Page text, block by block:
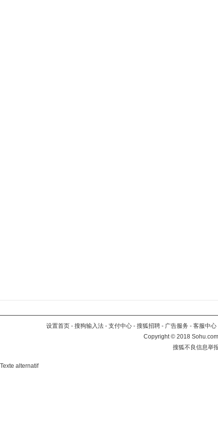
设置首页 - 搜狗输入法 - 支付中心 - 搜狐招聘 - 广告服务 - 客服中心
Copyright©2018
搜狐不良信息举
Texte alternatif